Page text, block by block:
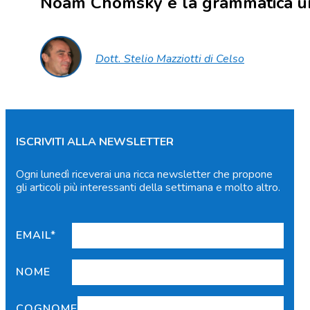
Dott. Stelio Mazziotti di Celso
ISCRIVITI ALLA NEWSLETTER
Ogni lunedì riceverai una ricca newsletter che propone
gli articoli più interessanti della settimana e molto altro.
EMAIL*
NOME